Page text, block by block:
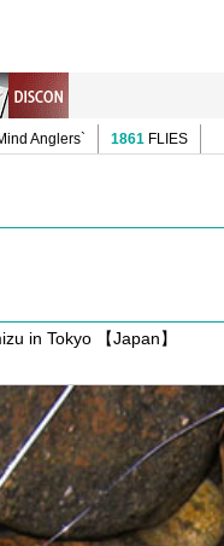
Anglers` 1861 FLIES
in Tokyo 【Japan】